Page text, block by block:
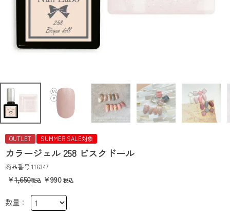
OUTLET SUMMER SALE対象
カラージェル 258 ビスクドール
商品番号116347
1,650 990